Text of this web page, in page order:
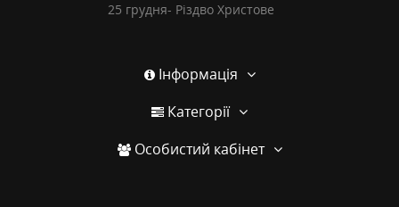
25 грудня- Різдво Христове
Інформація
Категорії
Особистий кабінет